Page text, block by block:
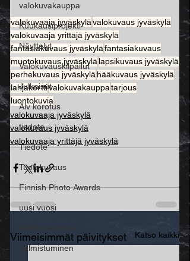
valokuvakauppa
Kuukausiprojekti
Näyttelyt
Valokuvauskilpailut
Julkaisut
Alv korotus
tiedote
Tiedote
Tuotekuvaus
Finnish Photo Awards
uusi vuosi
Valmistuminen
valokuvaaja jyväskylävalokuvaus jyväskylä
valokuvaaja yrittäjä jyväskylä
fantasiakuvaus jyväskyläfantasiakuvaus
muotokuvaus jyväskylä lapsikuvaus jyväskylä
perhekuvaus jyväskylähääkuvaus jyväskylä
lahjakorttivalokuvakauppatarjous
luontokuvia
valokuvaaja jyväskylä
valokuvaus jyväskylä
valokuvaaja yrittäjä jyväskylä
Viimeisimmät päivitykset Katso kaikki